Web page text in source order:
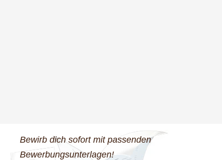
Bewirb dich sofort mit passenden
Bewerbungsunterlagen!